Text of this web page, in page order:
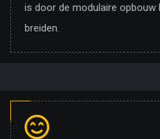
is door de modulaire opbouw
breiden.